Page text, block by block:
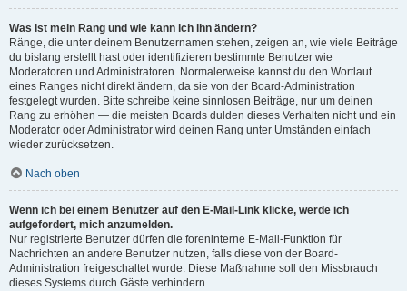
Was ist mein Rang und wie kann ich ihn ändern?
Ränge, die unter deinem Benutzernamen stehen, zeigen an, wie viele Beiträge
du bislang erstellt hast oder identifizieren bestimmte Benutzer wie
Moderatoren und Administratoren. Normalerweise kannst du den Wortlaut
eines Ranges nicht direkt ändern, da sie von der Board-Administration
festgelegt wurden. Bitte schreibe keine sinnlosen Beiträge, nur um deinen
Rang zu erhöhen — die meisten Boards dulden dieses Verhalten nicht und ein
Moderator oder Administrator wird deinen Rang unter Umständen einfach
wieder zurücksetzen.
Nach oben
Wenn ich bei einem Benutzer auf den E-Mail-Link klicke, werde ich
aufgefordert, mich anzumelden.
Nur registrierte Benutzer dürfen die foreninterne E-Mail-Funktion für
Nachrichten an andere Benutzer nutzen, falls diese von der Board-
Administration freigeschaltet wurde. Diese Maßnahme soll den Missbrauch
dieses Systems durch Gäste verhindern.